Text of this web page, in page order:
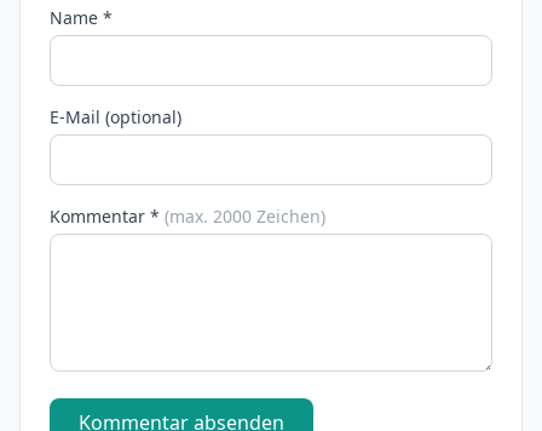
Name *
E-Mail (optional)
Kommentar * (max. 2000 Zeichen)
Kommentar absenden